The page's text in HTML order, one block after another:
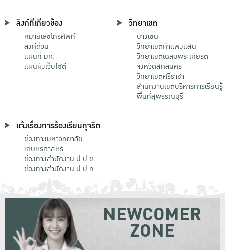
ลิงก์ที่เกี่ยวข้อง
หมายเลขโทรศัพท์
ลิงก์ด่วน
แผนที่ มก.
แผนผังเว็บไซต์
วิทยาเขต
บางเขน
วิทยาเขตกําแพงแสน
วิทยาเขตเฉลิมพระเกียรติ
จังหวัดสกลนคร
วิทยาเขตศรีราชา
สำนักงานเขตบริหารการเรียนรู้
พื้นที่สุพรรณบุรี
แจ้งเรื่องการร้องเรียนทุจริต
ช่องทางมหาวิทยาลัย
เกษตรศาสตร์
ช่องทางสำนักงาน ป.ป.ช.
ช่องทางสำนักงาน ป.ป.ท.
NEWCOMER
ZONE